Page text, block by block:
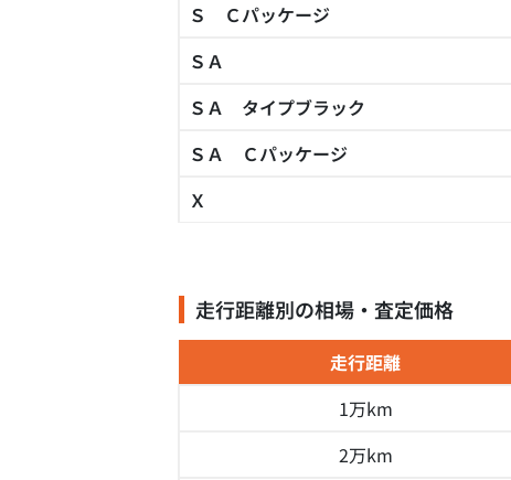
Ｓ Ｃパッケージ
ＳＡ
ＳＡ タイプブラック
ＳＡ Ｃパッケージ
Ｘ
走行距離別の相場・査定価格
走行距離
1万km
2万km